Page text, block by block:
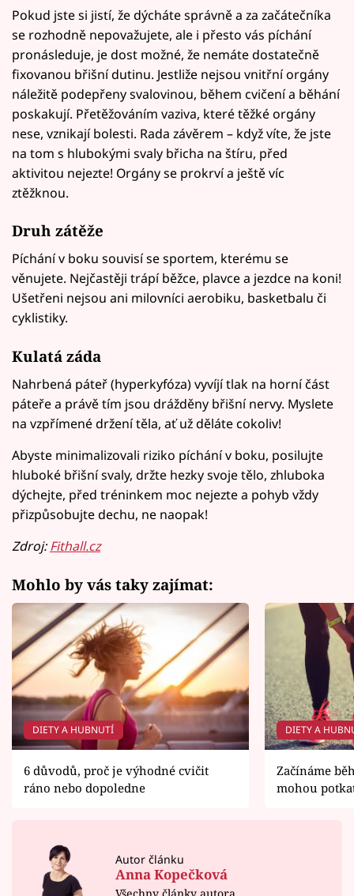
Pokud jste si jistí, že dýcháte správně a za začátečníka
se rozhodně nepovažujete, ale i přesto vás píchání
pronásleduje, je dost možné, že nemáte dostatečně
fixovanou břišní dutinu. Jestliže nejsou vnitřní orgány
náležitě podepřeny svalovinou, během cvičení a běhání
poskakují. Přetěžováním vaziva, které těžké orgány
nese, vznikají bolesti. Rada závěrem – když víte, že jste
na tom s hlubokými svaly břicha na štíru, před
aktivitou nejezte! Orgány se prokrví a ještě víc
ztěžknou.
Druh zátěže
Píchání v boku souvisí se sportem, kterému se
věnujete. Nejčastěji trápí běžce, plavce a jezdce na koni!
Ušetřeni nejsou ani milovníci aerobiku, basketbalu či
cyklistiky.
Kulatá záda
Nahrbená páteř (hyperkyfóza) vyvíjí tlak na horní část
páteře a právě tím jsou drážděny břišní nervy. Myslete
na vzpřímené držení těla, ať už děláte cokoliv!
Abyste minimalizovali riziko píchání v boku, posilujte
hluboké břišní svaly, držte hezky svoje tělo, zhluboka
dýchejte, před tréninkem moc nejezte a pohyb vždy
přizpůsobujte dechu, ne naopak!
Zdroj:Fithall.cz
Mohlo by vás taky zajímat:
DIETY A HUBNUTÍ
6 důvodů, proč je výhodné cvičit
ráno nebo dopoledne
DIETY A
Začínáme
mohou
Autor článku
Anna Kopečková